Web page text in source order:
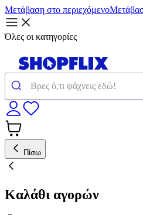
Μετάβαση στο περιεχόμενο
Όλες οι κατηγορίες
Πίσω
Καλάθι αγορών